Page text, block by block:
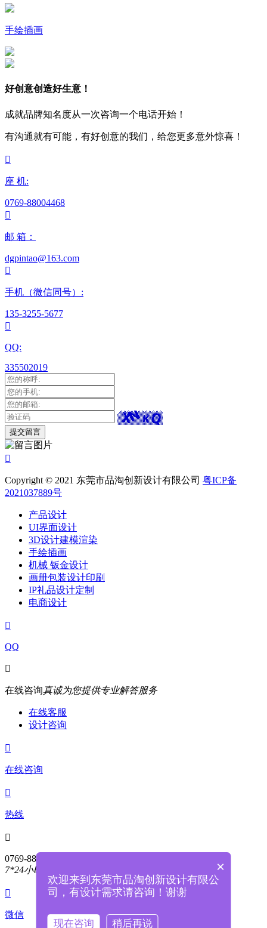
手绘插画
好创意创造好生意！
成就品牌知名度从一次咨询一个电话开始！
有沟通就有可能，有好创意的我们，给您更多意外惊喜！

座 机:
0769-88004468

邮 箱：
dgpintao@163.com

手机（微信同号）:
135-3255-5677

QQ:
335502019

Copyright © 2021 东莞市品淘创新设计有限公司 粤ICP备
2021037889号
产品设计
UI界面设计
3D设计建模渲染
手绘插画
机械 钣金设计
画册包装设计印刷
IP礼品设计定制
电商设计

QQ

在线咨询真诚为您提供专业解答服务
在线客服
设计咨询

在线咨询

热线

0769-88004468
7*24小时服务热线

微信
×
欢迎来到东莞市品淘创新设计有限公
司，有设计需求请咨询！谢谢
现在咨询 稍后再说